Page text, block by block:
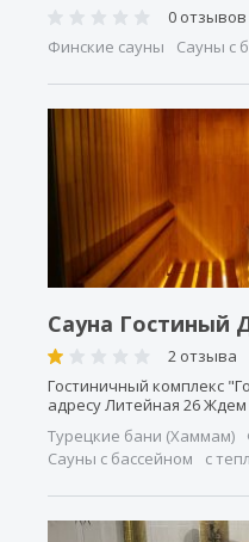
0 отзывов
Финские сауны
Сауны с
Сауна Гостиный
2 отзыва
Гостиничный комплекс
адресу Литейная 26
Турецкие бани (Хаммам)
Сауны с бассейном
с